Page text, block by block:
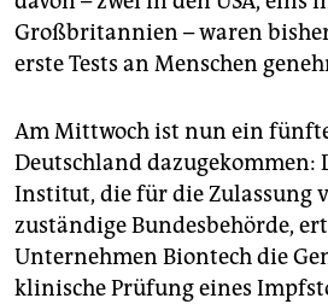
Großbritannien – waren bisher
erste Tests an Menschen
Am Mittwoch ist nun ein
Deutschland dazugekommen:
Institut, die für die Zulassung
zuständige Bundesbehörde,
Unternehmen Biontech die
klinische Prüfung eines